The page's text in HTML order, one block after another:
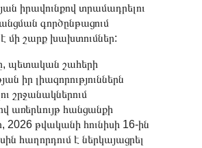
իրավունքով տրամադրելու
գործընթացում
մի շարք խախտումներ:
շահերի
իր լիազորություններն
շրջանակներում
առերևույթ հանցանքի
2026 թվականի հունիսի 16-ին
հաղորդում է ներկայացրել